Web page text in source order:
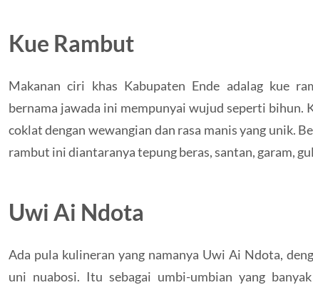
Kue Rambut
Makanan ciri khas Kabupaten Ende adalag kue
bernama jawada ini mempunyai wujud seperti bihun.
coklat dengan wewangian dan rasa manis yang unik.
rambut ini diantaranya tepung beras, santan, garam,
Uwi Ai Ndota
Ada pula kulineran yang namanya Uwi Ai Ndota,
uni nuabosi. Itu sebagai umbi-umbian yang